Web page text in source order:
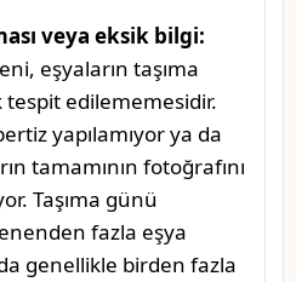
veya eksik bilgi:
eşyaların taşıma
edilememesidir.
yapılamıyor ya da
tamamının fotoğrafını
Taşıma günü
fazla eşya
genellikle birden fazla